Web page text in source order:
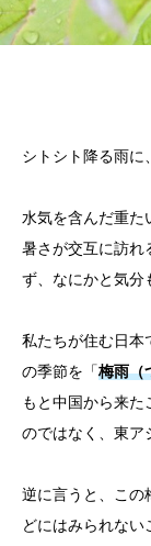
シトシト降る雨に
水気を含んだ重た
暑さが交互に訪れ
ず、なにかと気分
私たちが住む日本
の季節を「梅雨（
もと中国から来た
のではなく、東ア
逆に言うと、この
どにはみられない